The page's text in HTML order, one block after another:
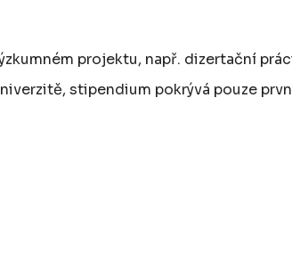
projektu, např. dizertační
stipendium pokrývá pouze